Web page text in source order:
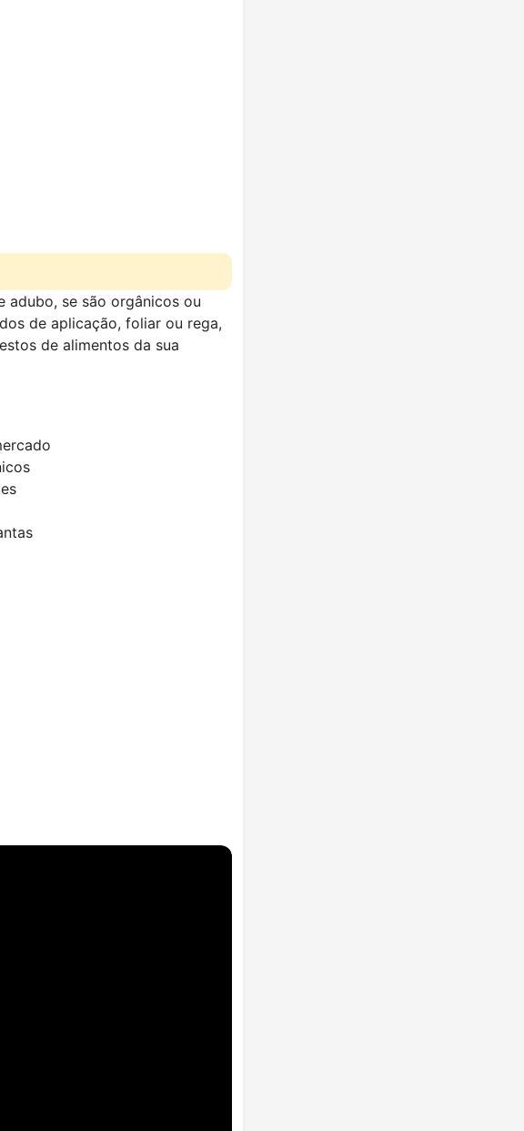
adubo, se são orgânicos ou
de aplicação, foliar ou rega,
de alimentos da sua